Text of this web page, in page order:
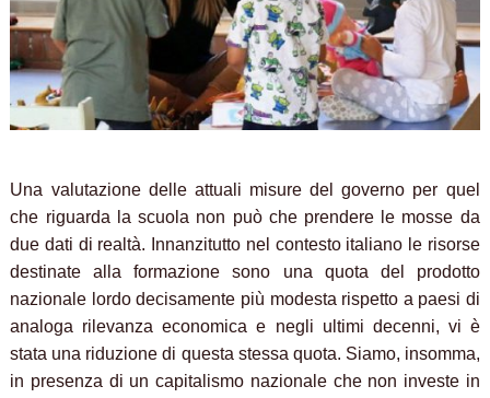
Una valutazione delle attuali misure del governo per quel
che riguarda la scuola non può che prendere le mosse da
due dati di realtà. Innanzitutto nel contesto italiano le risorse
destinate alla formazione sono una quota del prodotto
nazionale lordo decisamente più modesta rispetto a paesi di
analoga rilevanza economica e negli ultimi decenni, vi è
stata una riduzione di questa stessa quota. Siamo, insomma,
in presenza di un capitalismo nazionale che non investe in